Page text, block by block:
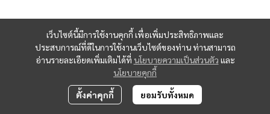
เว็บไซต์นี้มีการใช้งานคุกกี้ เพื่อเพิ่มประสิทธิภาพและ
ประสบการณ์ที่ดีในการใช้งานเว็บไซต์ของท่าน ท่านสามารถ
อ่านรายละเอียดเพิ่มเติมได้ที่ นโยบายความเป็นส่วนตัว และ
นโยบายคุกกี้
ตั้งค่าคุกกี้ ยอมรับทั้งหมด